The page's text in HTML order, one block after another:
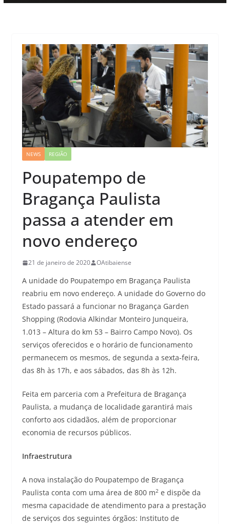
NEWS REGIÃO
Poupatempo de
Bragança Paulista
passa a atender em
novo endereço
21 de janeiro de 2020 OAtibaiense
A unidade do Poupatempo em Bragança Paulista
reabriu em novo endereço. A unidade do Governo do
Estado passará a funcionar no Bragança Garden
Shopping (Rodovia Alkindar Monteiro Junqueira,
1.013 – Altura do km 53 – Bairro Campo Novo). Os
serviços oferecidos e o horário de funcionamento
permanecem os mesmos, de segunda a sexta-feira,
das 8h às 17h, e aos sábados, das 8h às 12h.
Feita em parceria com a Prefeitura de Bragança
Paulista, a mudança de localidade garantirá mais
conforto aos cidadãos, além de proporcionar
economia de recursos públicos.
Infraestrutura
A nova instalação do Poupatempo de Bragança
Paulista conta com uma área de 800 m2e dispõe da
mesma capacidade de atendimento para a prestação
de serviços dos seguintes órgãos: Instituto de